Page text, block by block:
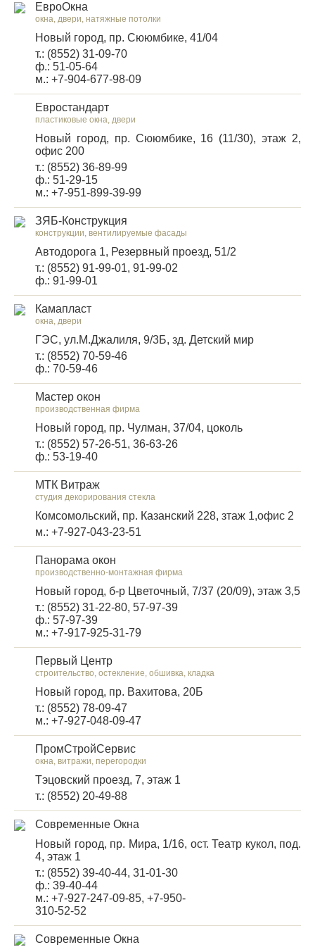
ЕвроОкна
окна, двери, натяжные потолки
Новый город, пр. Сююмбике, 41/04
т.: (8552) 31-09-70
ф.: 51-05-64
м.: +7-904-677-98-09
Евростандарт
пластиковые окна, двери
Новый город, пр. Сююмбике, 16 (11/30), этаж 2,
офис 200
т.: (8552) 36-89-99
ф.: 51-29-15
м.: +7-951-899-39-99
ЗЯБ-Конструкция
конструкции, вентилируемые фасады
Автодорога 1, Резервный проезд, 51/2
т.: (8552) 91-99-01, 91-99-02
ф.: 91-99-01
Камапласт
окна, двери
ГЭС, ул.М.Джалиля, 9/3Б, зд. Детский мир
т.: (8552) 70-59-46
ф.: 70-59-46
Мастер окон
производственная фирма
Новый город, пр. Чулман, 37/04, цоколь
т.: (8552) 57-26-51, 36-63-26
ф.: 53-19-40
МТК Витраж
студия декорирования стекла
Комсомольский, пр. Казанский 228, зтаж 1,офис 2
м.: +7-927-043-23-51
Панорама окон
производственно-монтажная фирма
Новый город, б-р Цветочный, 7/37 (20/09), этаж 3,5
т.: (8552) 31-22-80, 57-97-39
ф.: 57-97-39
м.: +7-917-925-31-79
Первый Центр
строительство, остекление, обшивка, кладка
Новый город, пр. Вахитова, 20Б
т.: (8552) 78-09-47
м.: +7-927-048-09-47
ПромСтройСервис
окна, витражи, перегородки
Тэцовский проезд, 7, этаж 1
т.: (8552) 20-49-88
Современные Окна
Новый город, пр. Мира, 1/16, ост. Театр кукол, под.
4, этаж 1
т.: (8552) 39-40-44, 31-01-30
ф.: 39-40-44
м.: +7-927-247-09-85, +7-950-
310-52-52
Современные Окна